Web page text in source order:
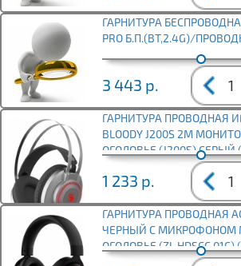
ГАРНИТУРА БЕСПРОВОДНАЯ
PRO Б.П.(BT,2.4G)/
3 443 р.
ГАРНИТУРА ПРОВОДНАЯ
BLOODY J200S 2М
ОГОЛОВЬЕ (J200S),СЕРЫЙ
1 233 р.
ГАРНИТУРА ПРОВОДНАЯ
ЧЕРНЫЙ С МИКРОФОНОМ
ОГОЛОВЬЕ (ZL.HDSCC.01C)